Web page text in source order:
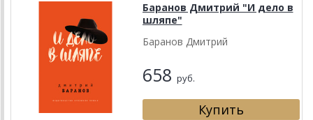
Баранов Дмитрий "И дело в
шляпе"
Баранов Дмитрий
658 руб.